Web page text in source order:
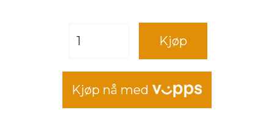
SLAGS
SAU
antall
Kjøp
Kjøp nå med